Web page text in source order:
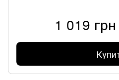
1 019 грн